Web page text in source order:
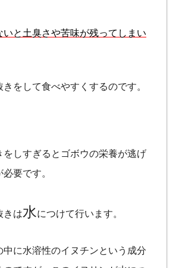
いと土臭さや苦味が残ってしまい
をして食べやすくするのです。
をしすぎるとゴボウの栄養が逃げ
要です。
きは水につけて行います。
中に水溶性のイヌチンという成分